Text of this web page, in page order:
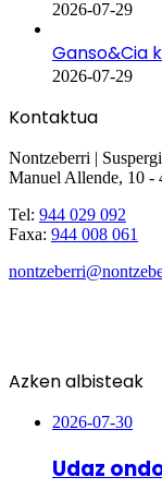
2026-07-29
Ganso&Cia
2026-07-29
Kontaktua
Nontzeberri |
Manuel Allende, 10 -
Tel: 944 029 092
Faxa: 944 008 061
Azken albisteak
2026-07-30
Udaz